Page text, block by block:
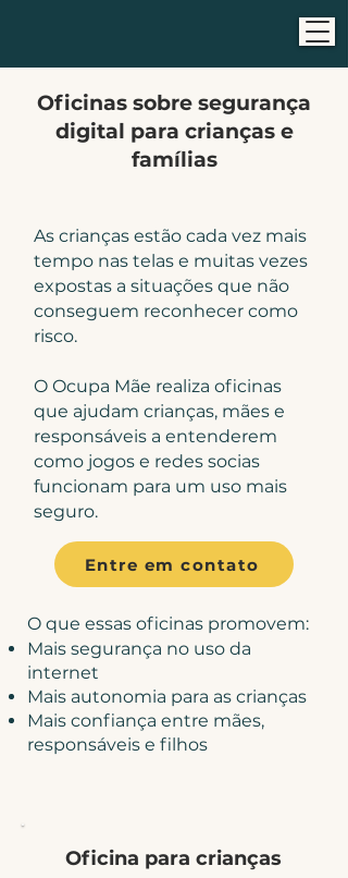
Oficinas sobre segurança
digital para crianças e
famílias
As crianças estão cada vez mais
tempo nas telas e muitas vezes
expostas a situações que não
conseguem reconhecer como
risco.
O Ocupa Mãe realiza oficinas
que ajudam crianças, mães e
responsáveis a entenderem
como jogos e redes socias
funcionam para um uso mais
seguro.
Entre em contato
O que essas oficinas promovem:
Mais segurança no uso da
internet
Mais autonomia para as crianças
Mais confiança entre mães,
responsáveis e filhos
Oficina para crianças